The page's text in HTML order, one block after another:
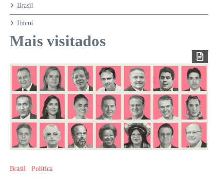
Brasil
Ibicuí
Mais visitados
Brasil Política